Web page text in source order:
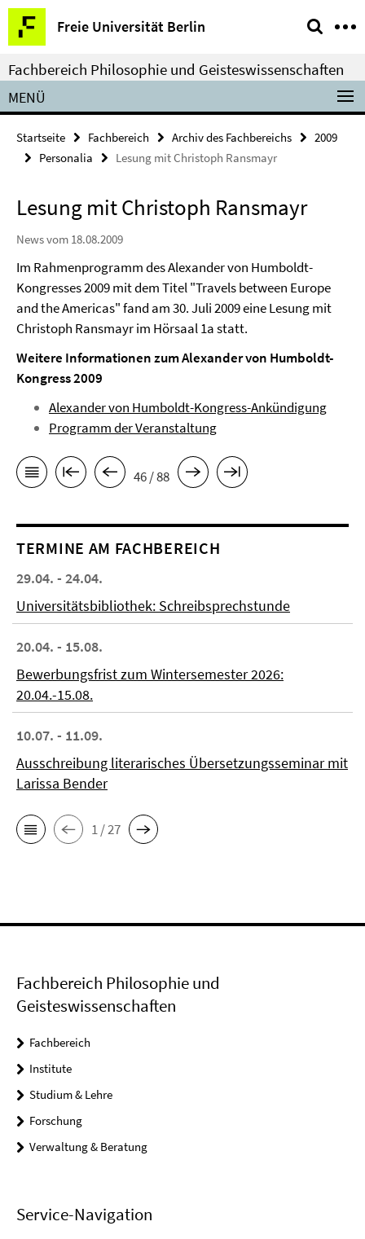
Springe
direkt
zu
Inhalt
Freie Universität Berlin
Service-
Navigation
Fachbereich Philosophie und Geisteswissenschaften
MENÜ
Startseite Fachbereich Archiv des Fachbereichs
2009
Personalia
Lesung mit Christoph Ransmayr
Lesung mit Christoph Ransmayr
News vom 18.08.2009
Im Rahmenprogramm des Alexander von Humboldt-
Kongresses 2009 mit dem Titel "Travels between Europe
and the Americas" fand am 30. Juli 2009 eine Lesung mit
Christoph Ransmayr im Hörsaal 1a statt.
Weitere Informationen zum Alexander von Humboldt-
Kongress 2009
Alexander von Humboldt-Kongress-Ankündigung
Programm der Veranstaltung
46 / 88
TERMINE AM FACHBEREICH
29.04. - 24.04.
Universitätsbibliothek: Schreibsprechstunde
20.04. - 15.08.
Bewerbungsfrist zum Wintersemester 2026:
20.04.-15.08.
10.07. - 11.09.
Ausschreibung literarisches Übersetzungsseminar mit
Larissa Bender
1 / 27
Fachbereich Philosophie und
Geisteswissenschaften
Fachbereich
Institute
Studium & Lehre
Forschung
Verwaltung & Beratung
Service-Navigation